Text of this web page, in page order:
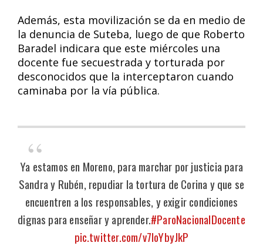
Además, esta movilización se da en medio de
la denuncia de Suteba, luego de que Roberto
Baradel indicara que este miércoles una
docente fue secuestrada y torturada por
desconocidos que la interceptaron cuando
caminaba por la vía pública.
Ya estamos en Moreno, para marchar por justicia para
Sandra y Rubén, repudiar la tortura de Corina y que se
encuentren a los responsables, y exigir condiciones
dignas para enseñar y aprender.#ParoNacionalDocente
pic.twitter.com/v7IoYbyJkP